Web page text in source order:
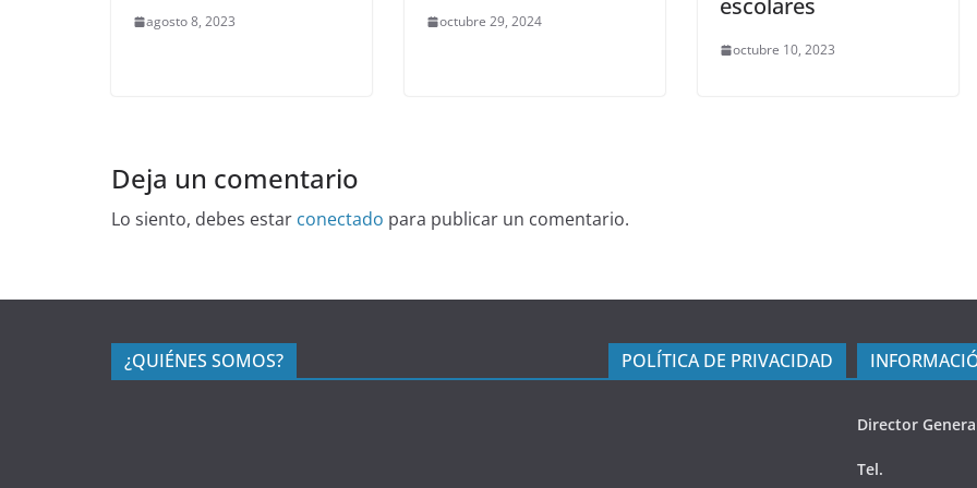
agosto 8, 2023 octubre 29, 2024
escolares
octubre 10, 2023
Deja un comentario
Lo siento, debes estar conectado para publicar un comentario.
¿QUIÉNES SOMOS? POLÍTICA DE PRIVACIDAD
Director
Tel.